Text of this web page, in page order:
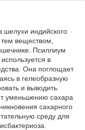
индийского
веществом,
Псиллиум
в
Она поглощает
в гелеобразную
и выводить
уменьшению сахара
сахарного
среду для